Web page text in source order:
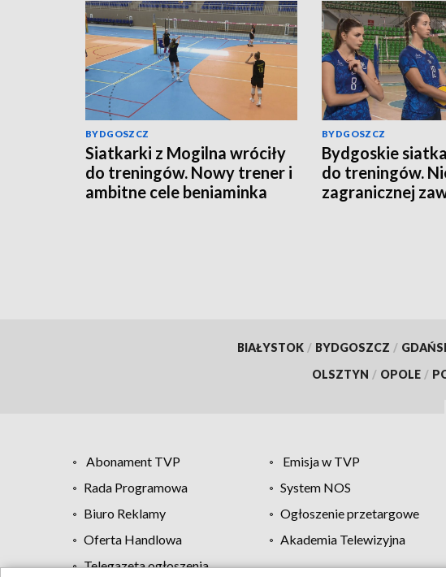
BYDGOSZCZ
Siatkarki z Mogilna wróciły
do treningów. Nowy trener i
ambitne cele beniaminka
BYDGOSZCZ
Bydgoskie
do treningów.
zagranicznej
BIAŁYSTOK / BYDGOSZCZ /
OLSZTYN / OPOLE /
Abonament TVP Emisja w TVP
Rada Programowa
System NOS
Biuro Reklamy
Ogłoszenie przetargowe
Oferta Handlowa
Akademia Telewizyjna
Telegazeta ogłoszenia